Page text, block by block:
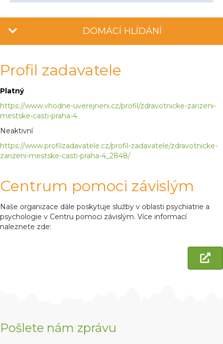
DOMÁCÍ HLÍDÁNÍ
Profil zadavatele
Platný
https://www.vhodne-uverejneni.cz/profil/zdravotnicke-zarizeni-
mestske-casti-praha-4
Neaktivní
https://www.profilzadavatele.cz/profil-zadavatele/zdravotnicke-
zarizeni-mestske-casti-praha-4_2848/
Centrum pomoci závislým
Naše organizace dále poskytuje služby v oblasti psychiatrie a
psychologie v Centru pomoci závislým. Více informací
naleznete zde:
Pošlete nám zprávu